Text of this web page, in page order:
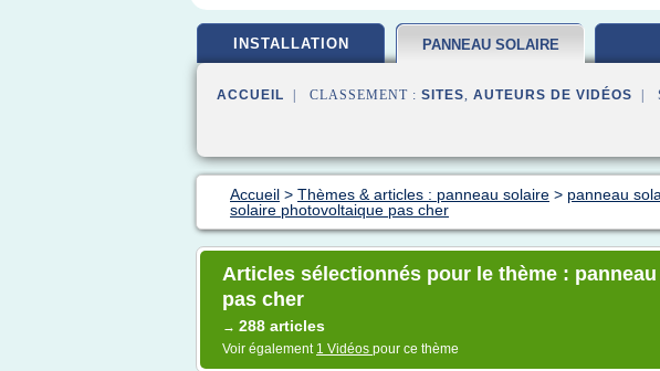
INSTALLATION PANNEAU SOLAIRE
ACCUEIL | CLASSEMENT : SITES, AUTEURS DE VIDÉOS |
Accueil > Thèmes & articles : panneau solaire > panneau
solaire photovoltaique pas cher
Articles sélectionnés pour le thème :
pas cher
→ 288 articles
Voir également 1 Vidéos pour ce thème